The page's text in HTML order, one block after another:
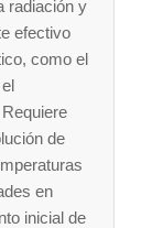
radiación y
efectivo
como el
de
en
inicial de